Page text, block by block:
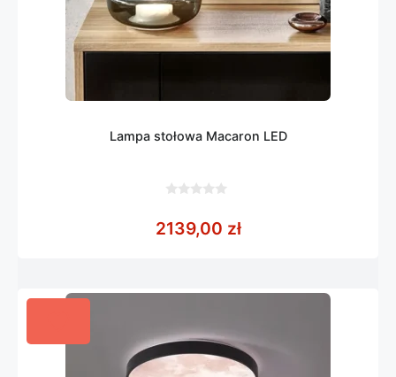
Lampa stołowa Macaron LED
5
2139,00 zł